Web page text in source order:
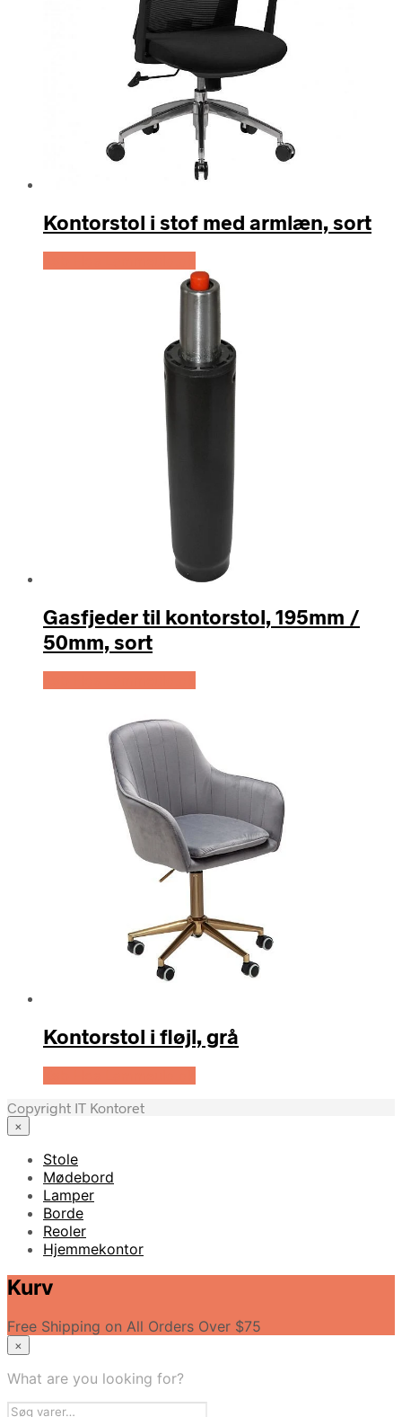
Kontorstol i stof med armlæn, sort
Gasfjeder til kontorstol, 195mm /
50mm, sort
Kontorstol i fløjl, grå
Copyright IT Kontoret
×
Stole
Mødebord
Lamper
Borde
Reoler
Hjemmekontor
Kurv
Free Shipping on All Orders Over $75
×
What are you looking for?